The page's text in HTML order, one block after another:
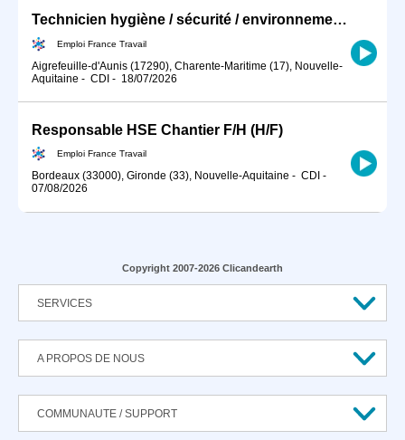
Technicien hygiène / sécurité / environnement (F/H)
Emploi France Travail
Aigrefeuille-d'Aunis (17290), Charente-Maritime (17), Nouvelle-
Aquitaine - CDI - 18/07/2026
Responsable HSE Chantier F/H (H/F)
Emploi France Travail
Bordeaux (33000), Gironde (33), Nouvelle-Aquitaine - CDI -
07/08/2026
Copyright 2007-2026 Clicandearth
SERVICES
A PROPOS DE NOUS
COMMUNAUTE / SUPPORT